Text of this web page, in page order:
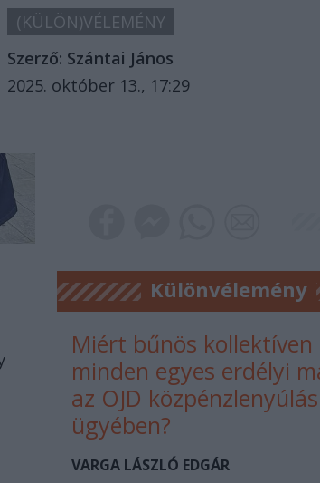
(KÜLÖN)VÉLEMÉNY
Szerző: Szántai János
2025. október 13., 17:29
Különvélemény
Miért bűnös kollektíven
minden egyes erdélyi
az OJD
ügyében?
VARGA LÁSZLÓ EDGÁR